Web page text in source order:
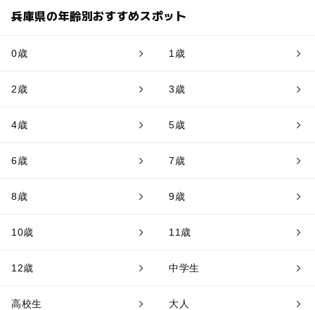
兵庫県の年齢別おすすめスポット
0歳 1歳
2歳 3歳
4歳 5歳
6歳 7歳
8歳 9歳
10歳 11歳
12歳 中学生
高校生 大人